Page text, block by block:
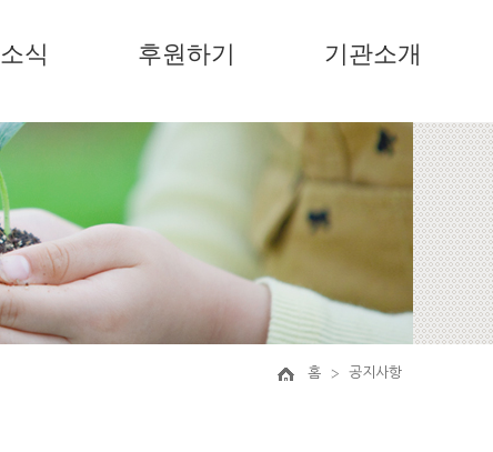
소식 후원하기 기관소개
홈 공지사항